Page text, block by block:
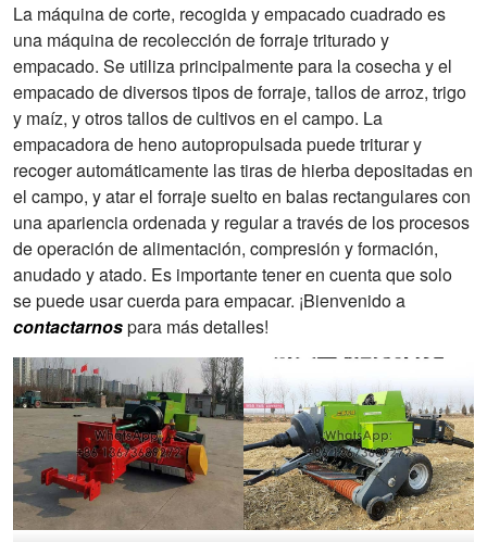
La máquina de corte, recogida y empacado cuadrado es
una máquina de recolección de forraje triturado y
empacado. Se utiliza principalmente para la cosecha y el
empacado de diversos tipos de forraje, tallos de arroz, trigo
y maíz, y otros tallos de cultivos en el campo. La
empacadora de heno autopropulsada puede triturar y
recoger automáticamente las tiras de hierba depositadas en
el campo, y atar el forraje suelto en balas rectangulares con
una apariencia ordenada y regular a través de los procesos
de operación de alimentación, compresión y formación,
anudado y atado. Es importante tener en cuenta que solo
se puede usar cuerda para empacar. ¡Bienvenido a
contactarnospara más detalles!